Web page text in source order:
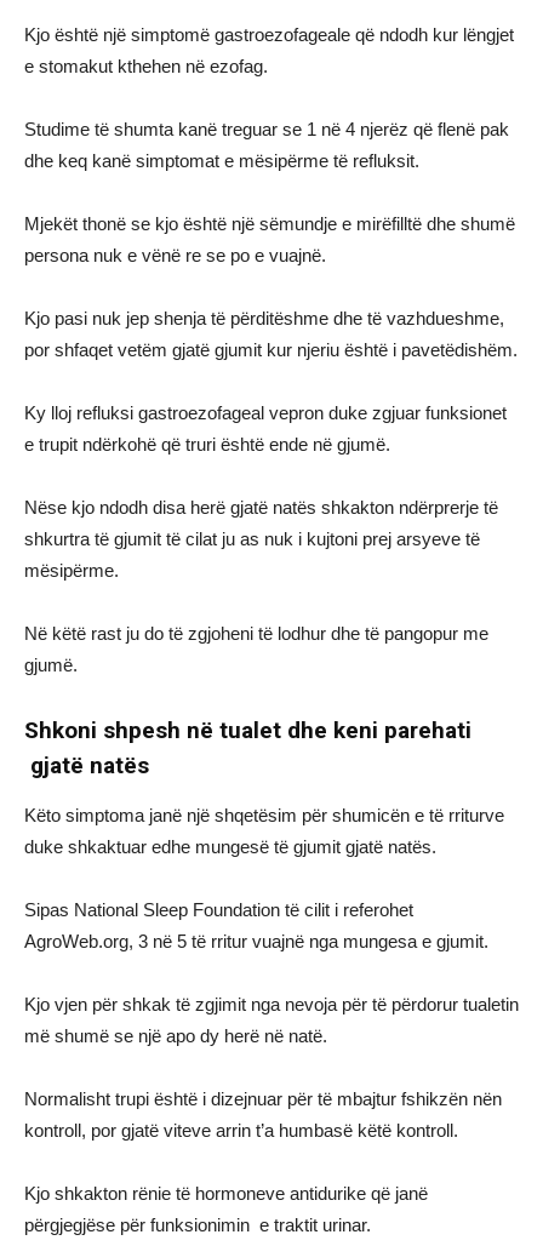
Kjo është një simptomë gastroezofageale që ndodh kur lëngjet
e stomakut kthehen në ezofag.
Studime të shumta kanë treguar se 1 në 4 njerëz që flenë pak
dhe keq kanë simptomat e mësipërme të refluksit.
Mjekët thonë se kjo është një sëmundje e mirëfilltë dhe shumë
persona nuk e vënë re se po e vuajnë.
Kjo pasi nuk jep shenja të përditëshme dhe të vazhdueshme,
por shfaqet vetëm gjatë gjumit kur njeriu është i pavetëdishëm.
Ky lloj refluksi gastroezofageal vepron duke zgjuar funksionet
e trupit ndërkohë që truri është ende në gjumë.
Nëse kjo ndodh disa herë gjatë natës shkakton ndërprerje të
shkurtra të gjumit të cilat ju as nuk i kujtoni prej arsyeve të
mësipërme.
Në këtë rast ju do të zgjoheni të lodhur dhe të pangopur me
gjumë.
Shkoni shpesh në tualet dhe keni parehati
gjatë natës
Këto simptoma janë një shqetësim për shumicën e të rriturve
duke shkaktuar edhe mungesë të gjumit gjatë natës.
Sipas National Sleep Foundation të cilit i referohet
AgroWeb.org, 3 në 5 të rritur vuajnë nga mungesa e gjumit.
Kjo vjen për shkak të zgjimit nga nevoja për të përdorur tualetin
më shumë se një apo dy herë në natë.
Normalisht trupi është i dizejnuar për të mbajtur fshikzën nën
kontroll, por gjatë viteve arrin t’a humbasë këtë kontroll.
Kjo shkakton rënie të hormoneve antidurike që janë
përgjegjëse për funksionimin e traktit urinar.